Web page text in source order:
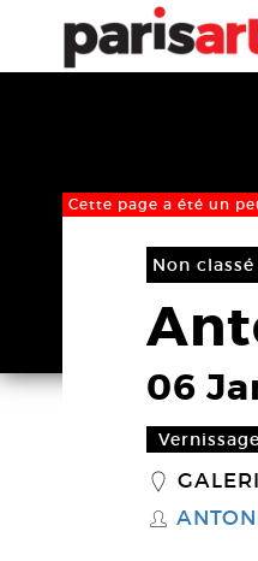
Cette page a été un
Non classé
06
_
S